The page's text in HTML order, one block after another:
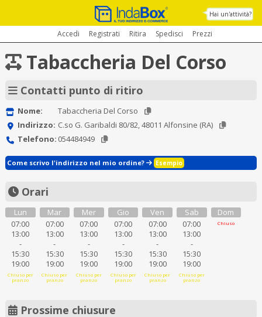
Hai un'attività?
Accedi Registrati Ritira Spedisci Prezzi
Tabaccheria Del Corso
Contatti punto di ritiro
Nome:
Tabaccheria Del Corso
Indirizzo: C.so G. Garibaldi 80/82, 48011 Alfonsine (RA)
Telefono: 054484949
Come scrivo l'indirizzo nel mio ordine? Esempio
Orari
Lun
07:00
13:00
-
15:30
19:00
Chiuso per
pranzo
Mar
07:00
13:00
-
15:30
19:00
Chiuso per
pranzo
Mer
07:00
13:00
-
15:30
19:00
Chiuso per
pranzo
Gio
07:00
13:00
-
15:30
19:00
Chiuso per
pranzo
Ven
07:00
13:00
-
15:30
19:00
Chiuso per
pranzo
Sab
07:00
13:00
-
15:30
19:00
Chiuso per
pranzo
Dom
Chiuso
Prossime chiusure